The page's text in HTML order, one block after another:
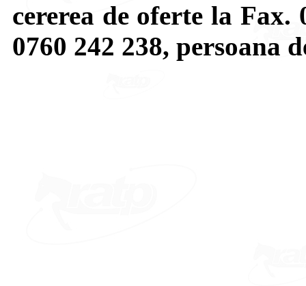
cererea de oferte la Fax.
0760 242 238, persoana